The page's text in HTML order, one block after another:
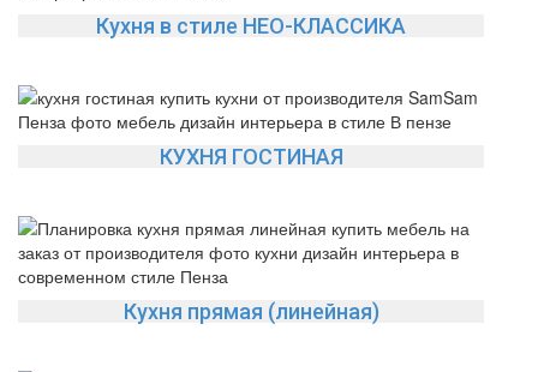
Кухня в стиле НЕО-КЛАССИКА
КУХНЯ ГОСТИНАЯ
Кухня прямая (линейная)